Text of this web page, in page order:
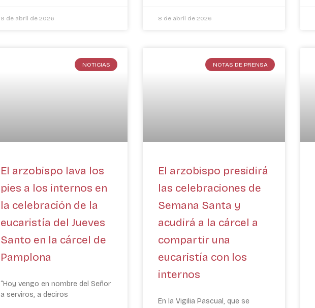
9 de abril de 2026 8 de abril de 2026
NOTICIAS
El arzobispo lava los
pies a los internos en
la celebración de la
eucaristía del Jueves
Santo en la cárcel de
Pamplona
“Hoy vengo en nombre del Señor
a serviros, a deciros
NOTAS DE PRENSA
El arzobispo presidirá
las celebraciones de
Semana Santa y
acudirá a la cárcel a
compartir una
eucaristía con los
internos
En la Vigilia Pascual, que se